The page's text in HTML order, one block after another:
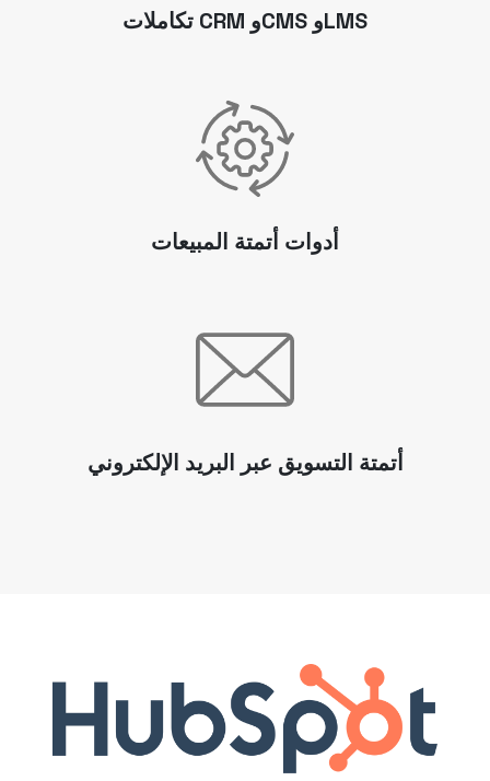
تكاملات CRM وCMS وLMS
أدوات أتمتة المبيعات
أتمتة التسويق عبر البريد الإلكتروني